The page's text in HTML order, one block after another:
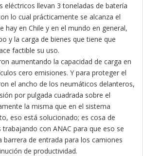
eléctricos llevan 3 toneladas de batería
lo cual prácticamente se alcanza el
hay en Chile y en el mundo en general,
y la carga de bienes que tiene que
factible su uso.
aumentando la capacidad de carga en
cero emisiones. Y para proteger el
el ancho de los neumáticos delanteros,
por pulgada cuadrada sobre el
la misma que en el sistema
eso está solucionado; es cosa de
trabajando con ANAC para que eso se
de entrada para los camiones
de productividad.